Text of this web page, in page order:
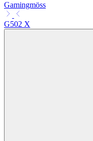
Gamingmöss
G502 X